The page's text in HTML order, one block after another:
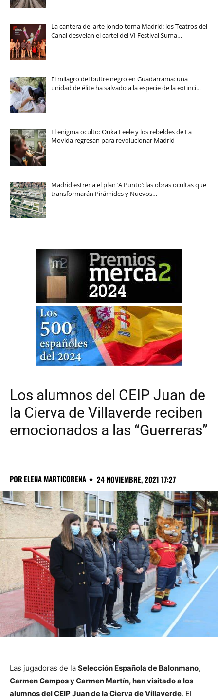
La cantera del arte jondo toma Madrid: los Teatros del
Canal desvelan el cartel del VI Festival Suma…
El milagro del buitre negro en Guadarrama: una
unidad de élite ha salvado a la especie de la extinci…
El enigma oculto: Ouka Leele y los rebeldes de La
Movida regresan para revolucionar Madrid
Madrid estrena el plan ‘A Punto’: las obras ocultas que
transformarán Pirámides y Nuevos…
Los alumnos del CEIP Juan de
la Cierva de Villaverde reciben
emocionados a las “Guerreras”
POR ELENA MARTICORENA 24 NOVIEMBRE, 2021 17:27
Las jugadoras de la Selección Española de Balonmano,
Carmen Campos y Carmen Martín, han visitado a los
alumnos del CEIP Juan de la Cierva de Villaverde. El